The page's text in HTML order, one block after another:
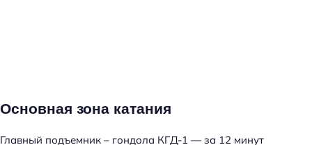
Основная зона катания
Главный подъемник – гондола КГД-1 — за 12 минут